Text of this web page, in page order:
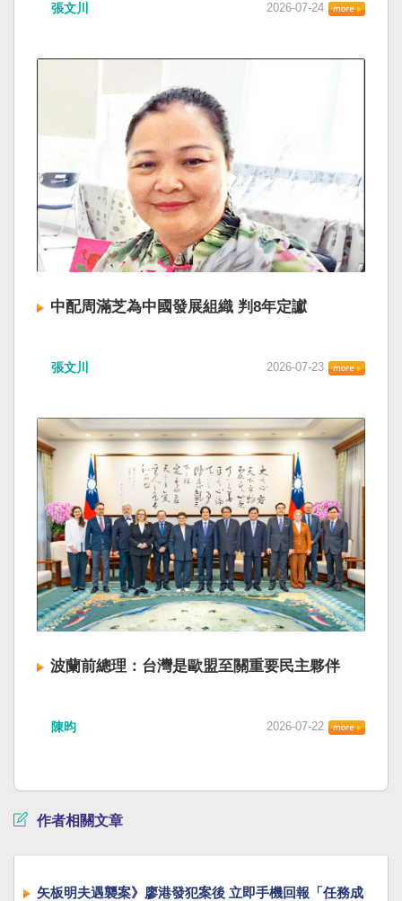
張文川 2026-07-24
中配周滿芝為中國發展組織 判8年定讞
張文川 2026-07-23
波蘭前總理：台灣是歐盟至關重要民主夥伴
陳昀 2026-07-22
作者相關文章
矢板明夫遇襲案》廖港發犯案後 立即手機回報「任務成